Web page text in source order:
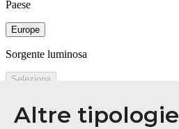
Altre tipologie